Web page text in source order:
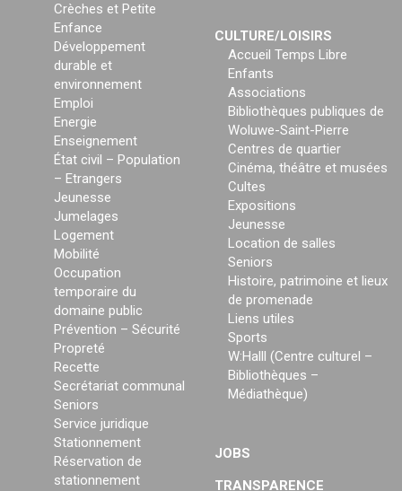
Crèches et Petite
Enfance
Développement
durable et
environnement
Emploi
Energie
Enseignement
État civil – Population
– Etrangers
Jeunesse
Jumelages
Logement
Mobilité
Occupation
temporaire du
domaine public
Prévention – Sécurité
Propreté
Recette
Secrétariat communal
Seniors
Service juridique
Stationnement
Réservation de
stationnement
CULTURE/LOISIRS
Accueil Temps Libre
Enfants
Associations
Bibliothèques publiques de
Woluwe-Saint-Pierre
Centres de quartier
Cinéma, théâtre et musées
Cultes
Expositions
Jeunesse
Location de salles
Seniors
Histoire, patrimoine et lieux
de promenade
Liens utiles
Sports
W:Halll (Centre culturel –
Bibliothèques –
Médiathèque)
JOBS
TRANSPARENCE